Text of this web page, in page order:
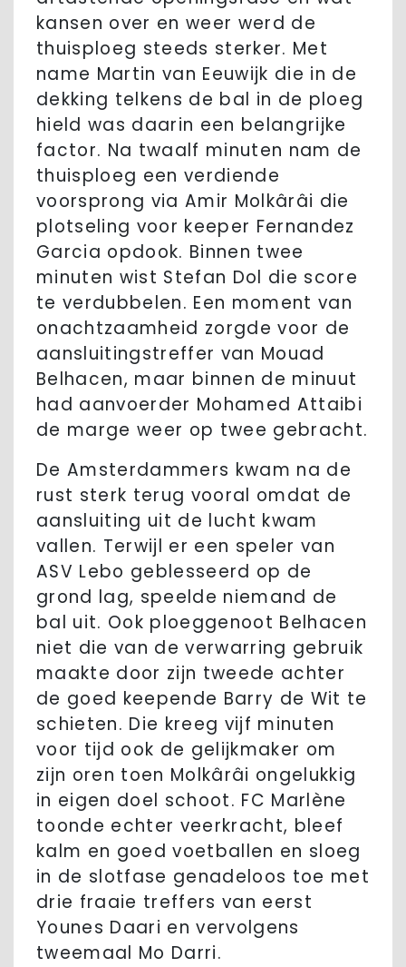
kansen over en weer werd de
thuisploeg steeds sterker. Met
name Martin van Eeuwijk die in de
dekking telkens de bal in de ploeg
hield was daarin een belangrijke
factor. Na twaalf minuten nam de
thuisploeg een verdiende
voorsprong via Amir Molkârâi die
plotseling voor keeper Fernandez
Garcia opdook. Binnen twee
minuten wist Stefan Dol die score
te verdubbelen. Een moment van
onachtzaamheid zorgde voor de
aansluitingstreffer van Mouad
Belhacen, maar binnen de minuut
had aanvoerder Mohamed Attaibi
de marge weer op twee gebracht.
De Amsterdammers kwam na de
rust sterk terug vooral omdat de
aansluiting uit de lucht kwam
vallen. Terwijl er een speler van
ASV Lebo geblesseerd op de
grond lag, speelde niemand de
bal uit. Ook ploeggenoot Belhacen
niet die van de verwarring gebruik
maakte door zijn tweede achter
de goed keepende Barry de Wit te
schieten. Die kreeg vijf minuten
voor tijd ook de gelijkmaker om
zijn oren toen Molkârâi ongelukkig
in eigen doel schoot. FC Marlène
toonde echter veerkracht, bleef
kalm en goed voetballen en sloeg
in de slotfase genadeloos toe met
drie fraaie treffers van eerst
Younes Daari en vervolgens
tweemaal Mo Darri.